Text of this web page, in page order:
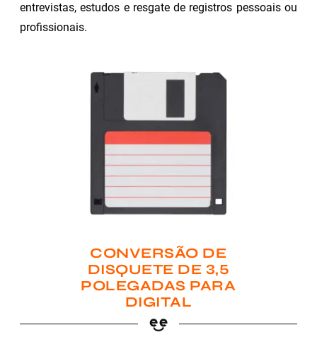
entrevistas, estudos e resgate de registros pessoais ou
profissionais.
CONVERSÃO DE
DISQUETE DE 3,5
POLEGADAS PARA
DIGITAL